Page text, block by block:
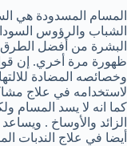
المسام المسدودة هي
الشباب والرؤوس
البشرة من أفضل
ظهورة مرة أخري. إن
وخصائصه المضادة
لاستخدامه في علاج
كما انه لا يسد المسام
الزائد والأوساخ .
أيضا في علاج الندبات